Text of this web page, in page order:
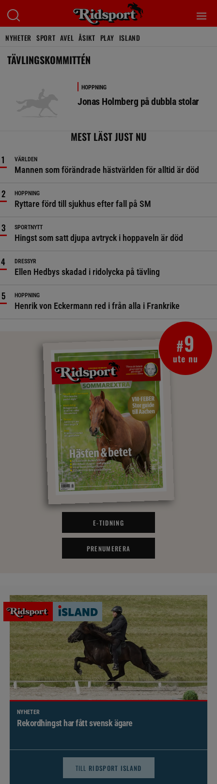
NYHETER SPORT AVEL ÅSIKT PLAY ISLAND
TÄVLINGSKOMMITTÉN
HOPPNING
Jonas Holmberg på dubbla stolar
MEST LÄST JUST NU
VÄRLDEN
Mannen som förändrade hästvärlden för alltid är död
HOPPNING
Ryttare förd till sjukhus efter fall på SM
SPORTNYTT
Hingst som satt djupa avtryck i hoppaveln är död
DRESSYR
Ellen Hedbys skadad i ridolycka på tävling
HOPPNING
Henrik von Eckermann red i från alla i Frankrike
#9
ute nu
E-TIDNING
PRENUMERERA
NYHETER
Brett politiskt stöd för förändringar i djursjukvården –
TILL RIDSPORT ISLAND